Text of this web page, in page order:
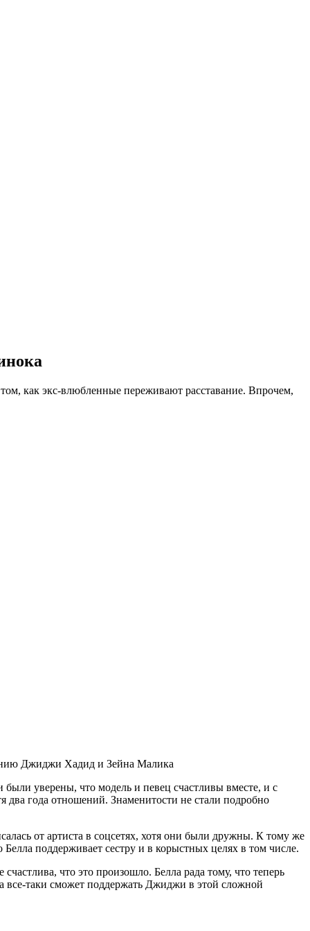
как экс-влюбленные переживают расставание. Впрочем,
Джиджи Хадид и Зейна Малика
уверены, что модель и певец счастливы вместе, и с
года отношений. Знаменитости не стали подробно
от артиста в соцсетях, хотя они были дружны. К тому же
поддерживает сестру и в корыстных целях в том числе.
что это произошло. Белла рада тому, что теперь
все-таки сможет поддержать Джиджи в этой сложной